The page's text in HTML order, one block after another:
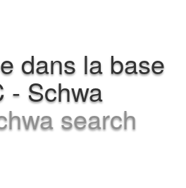
dans la base
- Schwa
search